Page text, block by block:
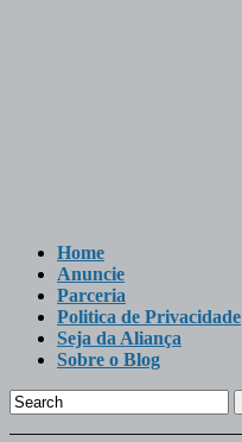
Home
Anuncie
Parceria
Politica de Privacidade
Seja da Aliança
Sobre o Blog